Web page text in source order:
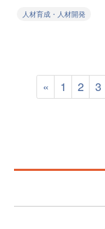
人材育成・人材開発
« 1 2 3